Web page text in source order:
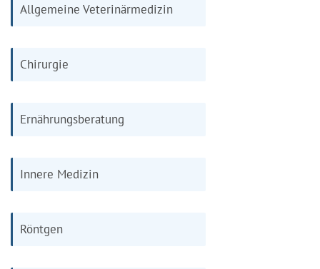
Allgemeine Veterinärmedizin
Chirurgie
Ernährungsberatung
Innere Medizin
Röntgen